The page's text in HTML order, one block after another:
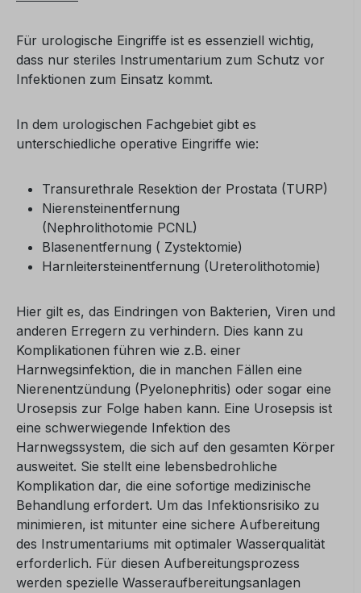
Für urologische Eingriffe ist es essenziell wichtig,
dass nur steriles Instrumentarium zum Schutz vor
Infektionen zum Einsatz kommt.
In dem urologischen Fachgebiet gibt es
unterschiedliche operative Eingriffe wie:
Transurethrale Resektion der Prostata (TURP)
Nierensteinentfernung
(Nephrolithotomie PCNL)
Blasenentfernung ( Zystektomie)
Harnleitersteinentfernung (Ureterolithotomie)
Hier gilt es, das Eindringen von Bakterien, Viren und
anderen Erregern zu verhindern. Dies kann zu
Komplikationen führen wie z.B. einer
Harnwegsinfektion, die in manchen Fällen eine
Nierenentzündung (Pyelonephritis) oder sogar eine
Urosepsis zur Folge haben kann. Eine Urosepsis ist
eine schwerwiegende Infektion des
Harnwegssystem, die sich auf den gesamten Körper
ausweitet. Sie stellt eine lebensbedrohliche
Komplikation dar, die eine sofortige medizinische
Behandlung erfordert. Um das Infektionsrisiko zu
minimieren, ist mitunter eine sichere Aufbereitung
des Instrumentariums mit optimaler Wasserqualität
erforderlich. Für diesen Aufbereitungsprozess
werden spezielle Wasseraufbereitungsanlagen